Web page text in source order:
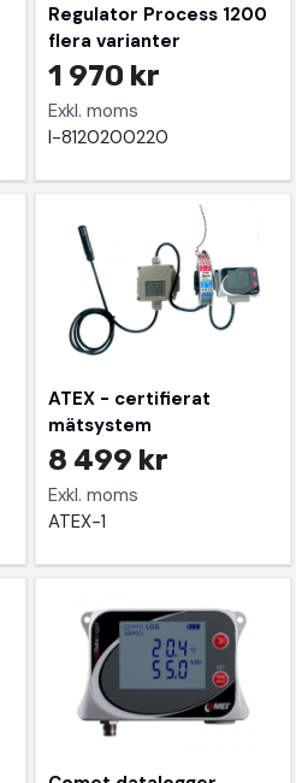
Regulator Process 1200
flera varianter
1 970 kr
Exkl. moms
I-8120200220
ATEX - certifierat
mätsystem
8 499 kr
Exkl. moms
ATEX-1